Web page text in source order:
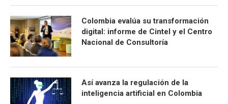
Colombia evalúa su transformación
digital: informe de Cintel y el Centro
Nacional de Consultoría
Así avanza la regulación de la
inteligencia artificial en Colombia